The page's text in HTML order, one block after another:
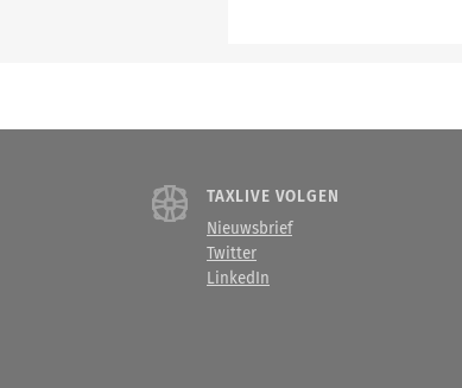
TAXLIVE VOLGEN
Nieuwsbrief
Twitter
LinkedIn